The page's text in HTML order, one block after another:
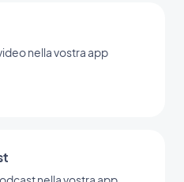
nella vostra app